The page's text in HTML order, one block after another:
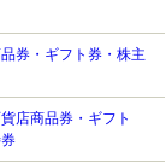
券・ギフト券・株主
店商品券・ギフト